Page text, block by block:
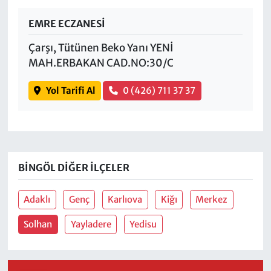
EMRE ECZANESİ
Çarşı, Tütünen Beko Yanı YENİ
MAH.ERBAKAN CAD.NO:30/C
Yol Tarifi Al 0 (426) 711 37 37
BINGÖL DIĞER İLÇELER
Adaklı Genç Karlıova Kiğı Merkez
Solhan Yayladere Yedisu